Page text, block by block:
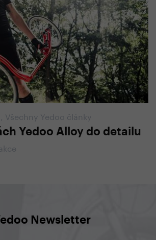
Všechny Yedoo články
Yedoo Alloy do detailu
Newsletter